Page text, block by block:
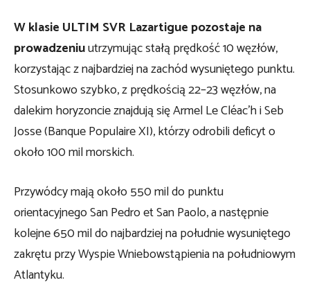
W klasie ULTIM SVR Lazartigue pozostaje na
prowadzeniuutrzymując stałą prędkość 10 węzłów,
korzystając z najbardziej na zachód wysuniętego punktu.
Stosunkowo szybko, z prędkością 22–23 węzłów, na
dalekim horyzoncie znajdują się Armel Le Cléac’h i Seb
Josse (Banque Populaire XI), którzy odrobili deficyt o
około 100 mil morskich.
Przywódcy mają około 550 mil do punktu
orientacyjnego San Pedro et San Paolo, a następnie
kolejne 650 mil do najbardziej na południe wysuniętego
zakrętu przy Wyspie Wniebowstąpienia na południowym
Atlantyku.